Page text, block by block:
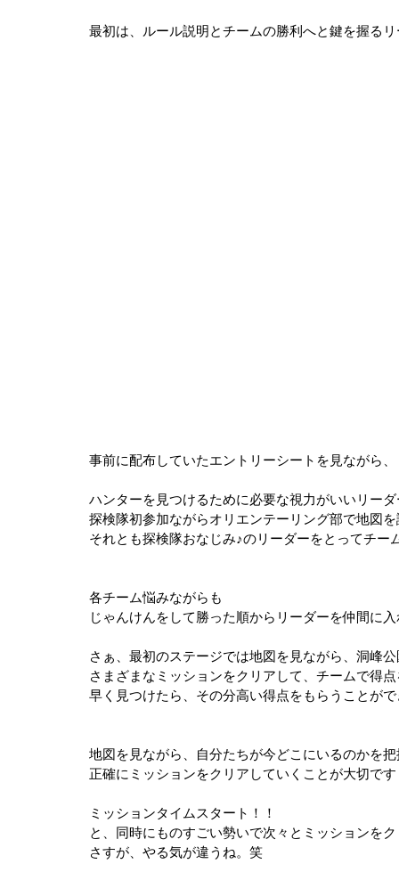
最初は、ルール説明とチームの勝利へと鍵を握る
事前に配布していたエントリーシートを見ながら
ハンターを見つけるために必要な視力がいいリー
探検隊初参加ながらオリエンテーリング部で地図
それとも探検隊おなじみ♪のリーダーをとってチ
各チーム悩みながらも
じゃんけんをして勝った順からリーダーを仲間に
さぁ、最初のステージでは地図を見ながら、洞峰
さまざまなミッションをクリアして、チームで得
早く見つけたら、その分高い得点をもらうことが
地図を見ながら、自分たちが今どこにいるのかを
正確にミッションをクリアしていくことが大切で
ミッションタイムスタート！！
と、同時にものすごい勢いで次々とミッションを
さすが、やる気が違うね。笑